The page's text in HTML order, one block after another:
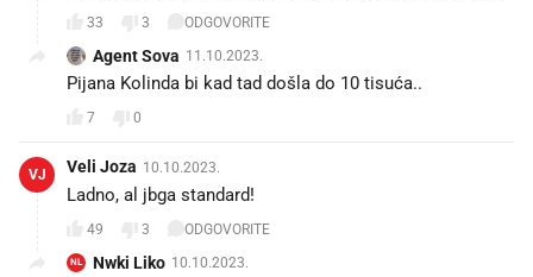
33 3 ODGOVORITE
Agent Sova 11.10.2023.
Pijana Kolinda bi kad tad došla do 10 tisuća.. 😉🤣🤣
7 0
VJ Veli Joza 10.10.2023.
Ladno, al jbga standard!
49 3 ODGOVORITE
NL Nwki Liko 10.10.2023.